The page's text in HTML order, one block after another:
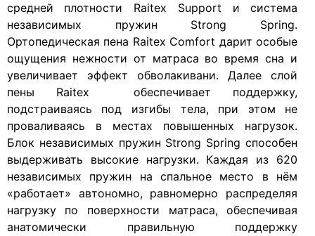
средней плотности Raitex Support и система
независимых пружин Strong Spring.
Ортопедическая пена Raitex Comfort дарит особые
ощущения нежности от матраса во время сна и
увеличивает эффект обволакивани. Далее слой
пены Raitex обеспечивает поддержку,
подстраиваясь под изгибы тела, при этом не
проваливаясь в местах повышенных нагрузок.
Блок независимых пружин Strong Spring способен
выдерживать высокие нагрузки. Каждая из 620
независимых пружин на спальное место в нём
«работает» автономно, равномерно распределяя
нагрузку по поверхности матраса, обеспечивая
анатомически правильную поддержку